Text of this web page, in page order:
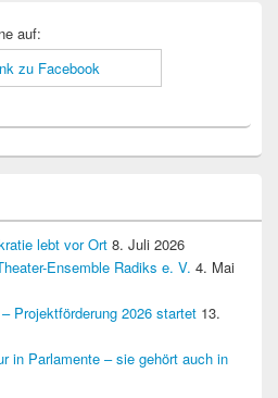
auf:
lebt vor Ort 8. Juli 2026
Ensemble Radiks e. V. 4. Mai
Projektförderung 2026 startet 13.
in Parlamente – sie gehört auch in